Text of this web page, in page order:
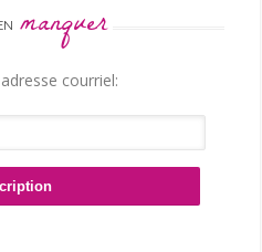
manquer
courriel: